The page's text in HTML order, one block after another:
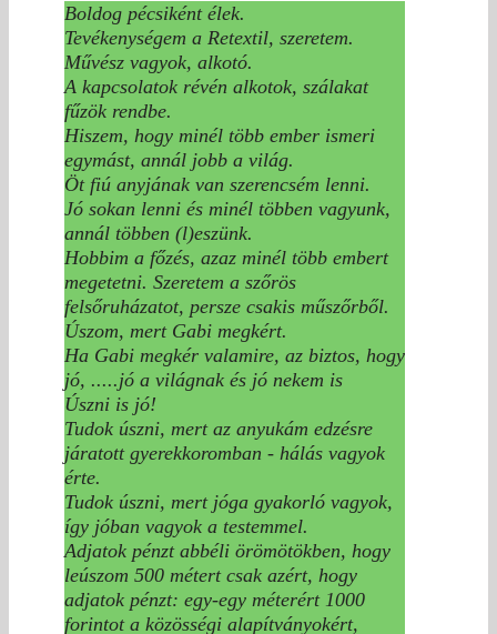
Boldog pécsiként élek.
Tevékenységem a Retextil, szeretem.
Művész vagyok, alkotó.
A kapcsolatok révén alkotok, szálakat
fűzök rendbe.
Hiszem, hogy minél több ember ismeri
egymást, annál jobb a világ.
Öt fiú anyjának van szerencsém lenni.
Jó sokan lenni és minél többen vagyunk,
annál többen (l)eszünk.
Hobbim a főzés, azaz minél több embert
megetetni. Szeretem a szőrös
felsőruházatot, persze csakis műszőrből.
Úszom, mert Gabi megkért.
Ha Gabi megkér valamire, az biztos, hogy
jó, .....jó a világnak és jó nekem is
Úszni is jó!
Tudok úszni, mert az anyukám edzésre
járatott gyerekkoromban - hálás vagyok
érte.
Tudok úszni, mert jóga gyakorló vagyok,
így jóban vagyok a testemmel.
Adjatok pénzt abbéli örömötökben, hogy
leúszom 500 métert csak azért, hogy
adjatok pénzt: egy-egy méterért 1000
forintot a közösségi alapítványokért,